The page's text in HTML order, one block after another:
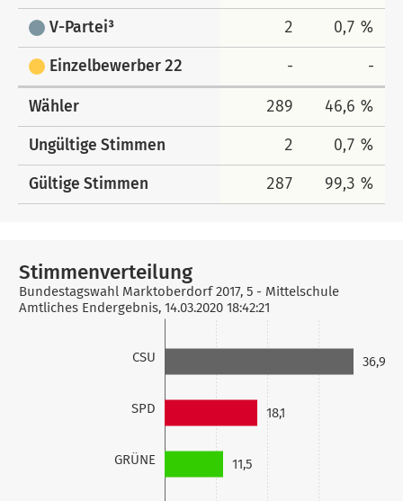
V-Partei³ 2 0,7 %
Einzelbewerber 22 - -
Wähler 289 46,6 %
Ungültige Stimmen 2 0,7 %
Gültige Stimmen 287 99,3 %
CSU
SPD
GRÜNE
36,9
18,1
11,5
Stimmenverteilung
Bundestagswahl Marktoberdorf 2017, 5 - Mittelschule
Amtliches Endergebnis, 14.03.2020 18:42:21